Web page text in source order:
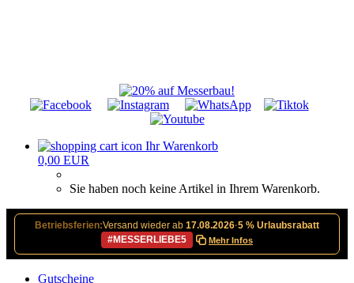
Ihr Warenkorb
0,00 EUR
Sie haben noch keine Artikel in Ihrem Warenkorb.
Betriebsferien:Versand wieder ab 17.08.2026·5 % Urlaubsrabatt
#MESSERLIEBE5
Mehr Infos
Gutscheine